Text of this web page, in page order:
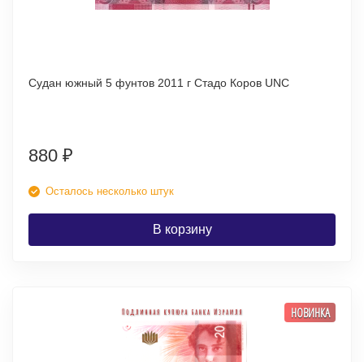
Судан южный 5 фунтов 2011 г Стадо Коров UNC
880 ₽
Осталось несколько штук
В корзину
НОВИНКА